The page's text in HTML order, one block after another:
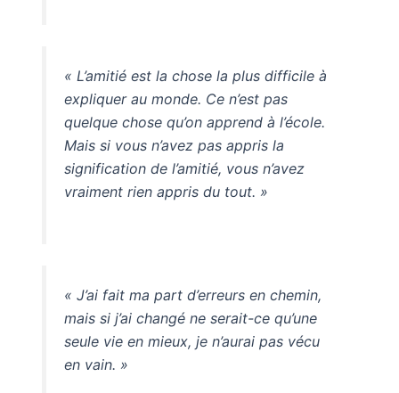
« L’amitié est la chose la plus difficile à
expliquer au monde. Ce n’est pas
quelque chose qu’on apprend à l’école.
Mais si vous n’avez pas appris la
signification de l’amitié, vous n’avez
vraiment rien appris du tout. »
« J’ai fait ma part d’erreurs en chemin,
mais si j’ai changé ne serait-ce qu’une
seule vie en mieux, je n’aurai pas vécu
en vain. »